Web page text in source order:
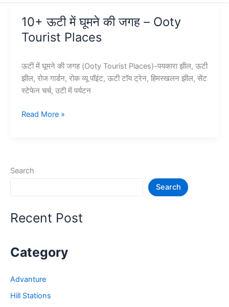
10+ ऊटी में घूमने की जगह – Ooty
Tourist Places
ऊटी में घूमने की जगह (Ooty Tourist Places)-पयकारा झील, ऊटी
झील, रोज गार्डन, रोक व्यू पॉइंट, ऊटी टॉय ट्रेन, हिमस्खलन झील, सेंट
स्टेफेन चर्च, उटी में पर्यटन
10+
जगह
Places
Read More »
Search
Search
Recent Post
Category
Advanture
Hill Stations